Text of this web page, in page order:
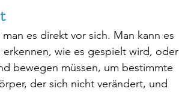
es direkt vor sich. Man kann es
wie es gespielt wird, oder
bewegen müssen, um bestimmte
der sich nicht verändert, und